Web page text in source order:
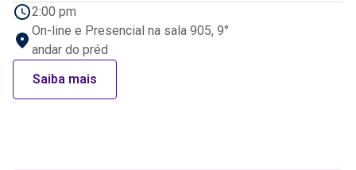
2:00 pm
On-line e Presencial na sala 905, 9°
andar do préd
Saiba mais